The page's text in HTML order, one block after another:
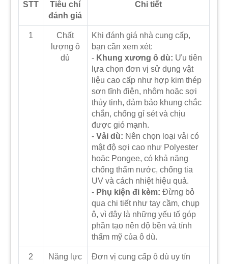
STT
Tiêu chí
đánh giá
Chi tiết
1
Chất
lượng ô
dù
Khi đánh giá nhà cung cấp,
bạn cần xem xét:
- Khung xương ô dù: Ưu tiên
lựa chọn đơn vị sử dụng vật
liệu cao cấp như hợp kim thép
sơn tĩnh điện, nhôm hoặc sợi
thủy tinh, đảm bảo khung chắc
chắn, chống gỉ sét và chịu
được gió mạnh.
- Vải dù: Nên chọn loại vải có
mật độ sợi cao như Polyester
hoặc Pongee, có khả năng
chống thấm nước, chống tia
UV và cách nhiệt hiệu quả.
- Phụ kiện đi kèm: Đừng bỏ
qua chi tiết như tay cầm, chụp
ô, vì đây là những yếu tố góp
phần tạo nên độ bền và tính
thẩm mỹ của ô dù.
2
Năng lực
Đơn vị cung cấp ô dù uy tín